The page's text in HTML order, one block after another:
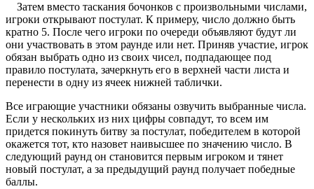
Затем вместо таскания бочонков с произвольными числами,
игроки открывают постулат. К примеру, число должно быть
кратно 5. После чего игроки по очереди объявляют будут ли
они участвовать в этом раунде или нет. Приняв участие, игрок
обязан выбрать одно из своих чисел, подпадающее под
правило постулата, зачеркнуть его в верхней части листа и
перенести в одну из ячеек нижней таблички.
Все играющие участники обязаны озвучить выбранные числа.
Если у нескольких из них цифры совпадут, то всем им
придется покинуть битву за постулат, победителем в которой
окажется тот, кто назовет наивысшее по значению число. В
следующий раунд он становится первым игроком и тянет
новый постулат, а за предыдущий раунд получает победные
баллы.